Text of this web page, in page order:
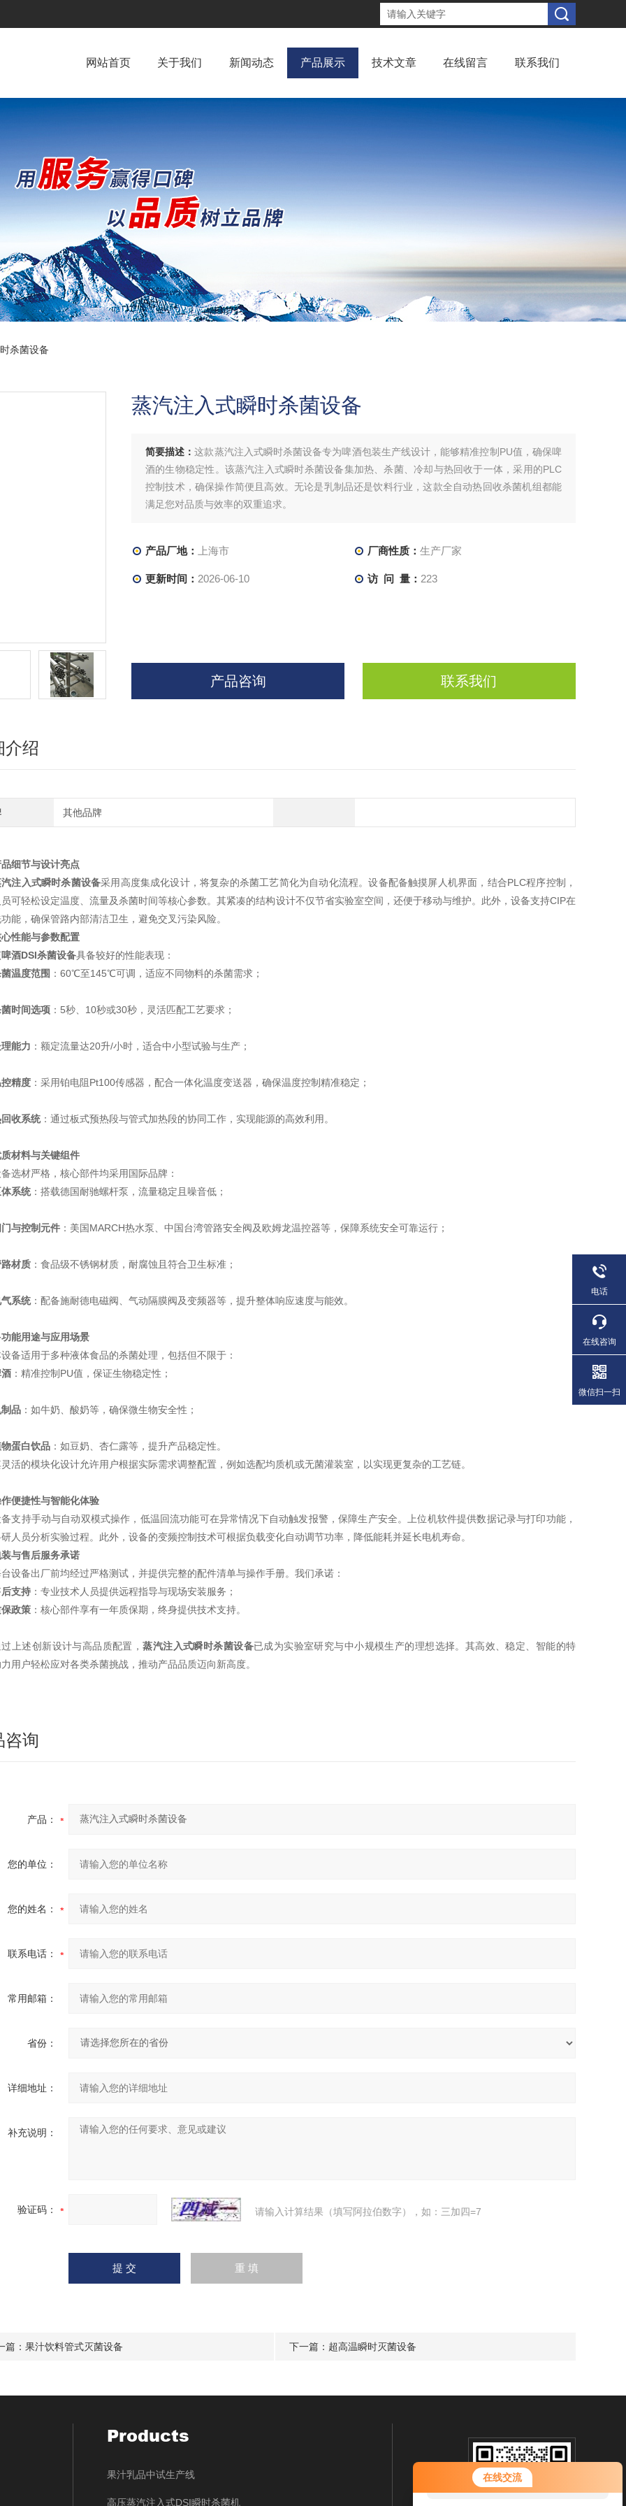
在线交流
您好！欢迎前来咨询，很高兴为您
服务，请问您要咨询什么问题呢？
网站首页 关于我们 新闻动态 产品展示 技术文章 在线留言 联系我们
杀菌设备
蒸汽注入式瞬时杀菌设备
简要描述：这款蒸汽注入式瞬时杀菌设备专为啤酒包装生产线设计，能够精准控制PU值，确保啤
酒的生物稳定性。该蒸汽注入式瞬时杀菌设备集加热、杀菌、冷却与热回收于一体，采用的PLC
控制技术，确保操作简便且高效。无论是乳制品还是饮料行业，这款全自动热回收杀菌机组都能
满足您对品质与效率的双重追求。
产品厂地： 上海市 厂商性质： 生产厂家
更新时间： 2026-06-10 访 问 量： 223
产品咨询 联系我们
介绍
其他品牌
细节与设计亮点
注入式瞬时杀菌设备采用高度集成化设计，将复杂的杀菌工艺简化为自动化流程。设备配备触摸屏人机界面，结合PLC程序控制，
可轻松设定温度、流量及杀菌时间等核心参数。其紧凑的结构设计不仅节省实验室空间，还便于移动与维护。此外，设备支持CIP在
能，确保管路内部清洁卫生，避免交叉污染风险。
性能与参数配置
啤酒DSI杀菌设备具备较好的性能表现：
温度范围 ：60℃至145℃可调，适应不同物料的杀菌需求；
时间选项 ：5秒、10秒或30秒，灵活匹配工艺要求；
能力 ：额定流量达20升/小时，适合中小型试验与生产；
精度 ：采用铂电阻Pt100传感器，配合一体化温度变送器，确保温度控制精准稳定；
收系统：通过板式预热段与管式加热段的协同工作，实现能源的高效利用。
材料与关键组件
选材严格，核心部件均采用国际品牌：
系统：搭载德国耐驰螺杆泵，流量稳定且噪音低；
与控制元件 ：美国MARCH热水泵、中国台湾管路安全阀及欧姆龙温控器等，保障系统安全可靠运行；
材质 ：食品级不锈钢材质，耐腐蚀且符合卫生标准；
系统：配备施耐德电磁阀、气动隔膜阀及变频器等，提升整体响应速度与能效。
能用途与应用场景
备适用于多种液体食品的杀菌处理，包括但不限于：
：精准控制PU值，保证生物稳定性；
品 ：如牛奶、酸奶等，确保微生物安全性；
蛋白饮品 ：如豆奶、杏仁露等，提升产品稳定性。
活的模块化设计允许用户根据实际需求调整配置，例如选配均质机或无菌灌装室，以实现更复杂的工艺链。
便捷性与智能化体验
支持手动与自动双模式操作，低温回流功能可在异常情况下自动触发报警，保障生产安全。上位机软件提供数据记录与打印功能，
人员分析实验过程。此外，设备的变频控制技术可根据负载变化自动调节功率，降低能耗并延长电机寿命。
与售后服务承诺
设备出厂前均经过严格测试，并提供完整的配件清单与操作手册。我们承诺：
支持 ：专业技术人员提供远程指导与现场安装服务；
政策 ：核心部件享有一年质保期，终身提供技术支持。
上述创新设计与高品质配置，蒸汽注入式瞬时杀菌设备已成为实验室研究与中小规模生产的理想选择。其高效、稳定、智能的特
用户轻松应对各类杀菌挑战，推动产品品质迈向新高度。
咨询
产品：
您的单位：
您的姓名：
联系电话：
常用邮箱：
省份：
详细地址：
补充说明：
验证码： 请输入计算结果（填写阿拉伯数字），如：三加四=7
篇： 果汁饮料管式灭菌设备 下一篇： 超高温瞬时灭菌设备
Products
果汁乳品中试生产线
高压蒸汽注入式DSI瞬时杀菌机
电话
在线咨询
微信扫一扫